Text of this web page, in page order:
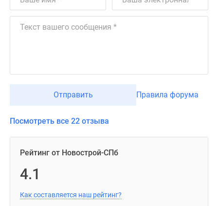
Отправить Правила форума
Посмотреть все 22 отзыва
Рейтинг от Новострой-СПб
4.1
Как составляется наш рейтинг?